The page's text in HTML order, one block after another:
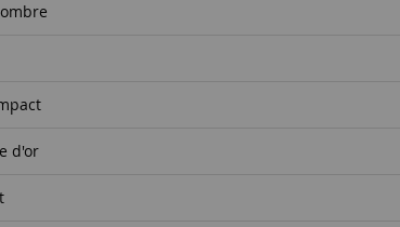
d'or